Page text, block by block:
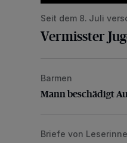
Seit dem 8. Juli
Vermisster
Mann beschädigt
Barmen
Mann beschädigt
„Stoßdämpfertest
Briefe von